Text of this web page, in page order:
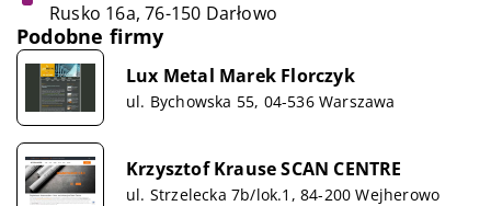
Rusko 16a, 76-150 Darłowo
Podobne firmy
Lux Metal Marek Florczyk
ul. Bychowska 55, 04-536 Warszawa
Krzysztof Krause SCAN CENTRE
ul. Strzelecka 7b/lok.1, 84-200 Wejherowo